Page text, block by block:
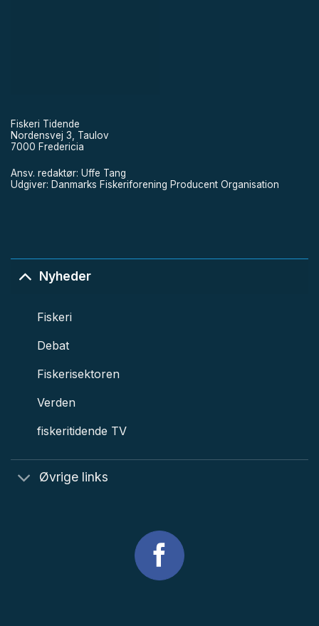
Fiskeri Tidende
Nordensvej 3, Taulov
7000 Fredericia
Ansv. redaktør: Uffe Tang
Udgiver: Danmarks Fiskeriforening Producent Organisation
Nyheder
Fiskeri
Debat
Fiskerisektoren
Verden
fiskeritidende TV
Øvrige links